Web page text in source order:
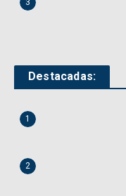
3
Destacadas:
1
2